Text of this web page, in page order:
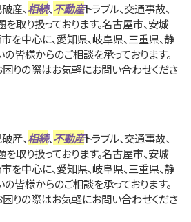
産、相続、不動産トラブル、交通事故、
取り扱っております。名古屋市、安城
を中心に、愛知県、岐阜県、三重県、静
皆様からのご相談を承っております。
りの際はお気軽にお問い合わせくださ
産、相続、不動産トラブル、交通事故、
取り扱っております。名古屋市、安城
を中心に、愛知県、岐阜県、三重県、静
皆様からのご相談を承っております。
りの際はお気軽にお問い合わせくださ